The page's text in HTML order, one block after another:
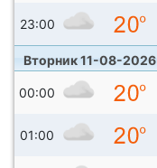
23:00
Вторник 11-08-2026
00:00
01:00